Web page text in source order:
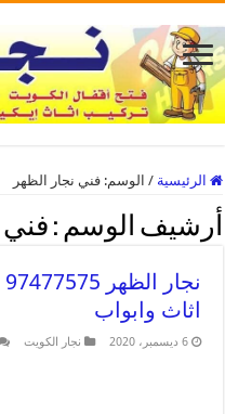
الرئيسية / الوسم:فني نجار الظهر
أرشيف الوسم : فني
اثاث وابواب
6 ديسمبر، 2020 نجار الكويت